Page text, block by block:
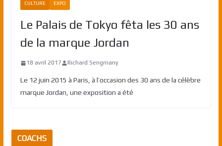
CULTURE EXPO
Le Palais de Tokyo fêta les 30 ans
de la marque Jordan
18 avril 2017 Richard Sengmany
Le 12 juin 2015 à Paris, à l’occasion des 30 ans de la célèbre
marque Jordan, une exposition a été
COACHS